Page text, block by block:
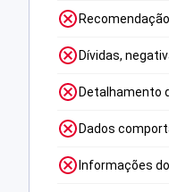
Dívidas,
Detalhamento
Dados
Informações